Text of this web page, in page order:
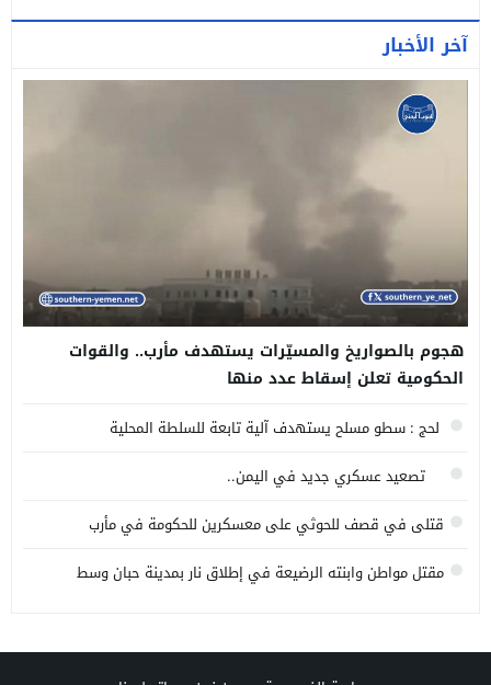
آخر الأخبار
هجوم بالصواريخ والمسيّرات يستهدف مأرب.. والقوات
الحكومية تعلن إسقاط عدد منها
لحج : سطو مسلح يستهدف آلية تابعة للسلطة المحلية
تصعيد عسكري جديد في اليمن..
قتلى في قصف للحوثي على معسكرين للحكومة في مأرب
مقتل مواطن وابنته الرضيعة في إطلاق نار بمدينة حبان وسط